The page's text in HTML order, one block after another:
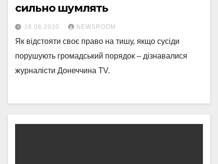
сильно шумлять
16.06.2020 NEWSROOM
Як відстояти своє право на тишу, якщо сусіди
порушують громадський порядок – дізнавалися
журналісти Донеччина TV.